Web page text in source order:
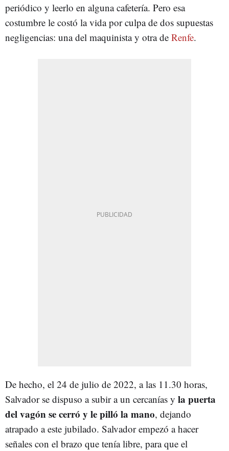
periódico y leerlo en alguna cafetería. Pero esa
costumbre le costó la vida por culpa de dos supuestas
negligencias: una del maquinista y otra de Renfe.
De hecho, el 24 de julio de 2022, a las 11.30 horas,
Salvador se dispuso a subir a un cercanías y la puerta
del vagón se cerró y le pilló la mano, dejando
atrapado a este jubilado. Salvador empezó a hacer
señales con el brazo que tenía libre, para que el